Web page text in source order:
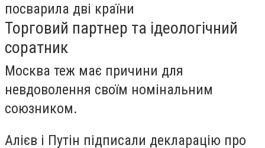
посварила дві країни
Торговий партнер та ідеологічний
соратник
Москва теж має причини для
невдоволення своїм номінальним
союзником.
Алієв і Путін підписали декларацію про